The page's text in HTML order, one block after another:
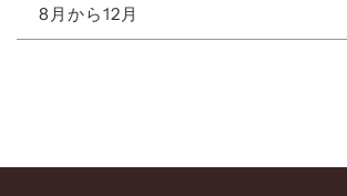
8月から12月